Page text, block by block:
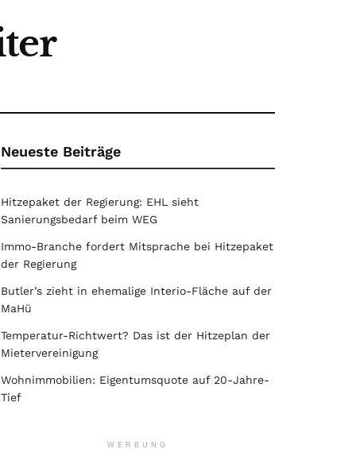
Neueste Beiträge
Hitzepaket der Regierung: EHL sieht
Sanierungsbedarf beim WEG
Immo-Branche fordert Mitsprache bei Hitzepaket
der Regierung
Butler’s zieht in ehemalige Interio-Fläche auf der
MaHü
Temperatur-Richtwert? Das ist der Hitzeplan der
Mietervereinigung
Wohnimmobilien: Eigentumsquote auf 20-Jahre-
Tief
WERBUNG